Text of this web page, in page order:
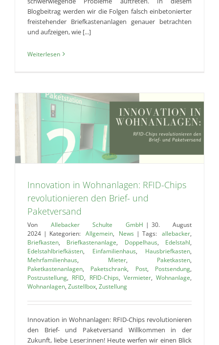
Blogbeitrag werden wir die Folgen falsch einbetonierter
freistehender Briefkastenanlagen genauer betrachten
und aufzeigen, wie [...]
Weiterlesen
Innovation in Wohnanlagen: RFID-Chips
revolutionieren den Brief- und
Paketversand
Von Allebacker Schulte GmbH | 30. August
2024 | Kategorien: Allgemein, News | Tags:allebacker,
Briefkasten, Briefkastenanlage, Doppelhaus, Edelstahl,
Edelstahlbriefkästen, Einfamilienhaus, Hausbriefkasten,
Mehrfamilienhaus, Mieter, Paketkasten,
Paketkastenanlagen, Paketschrank, Post, Postsendung,
Postzustellung, RFID, RFID-Chips, Vermieter, Wohnanlage,
Wohnanlagen, Zustellbox, Zustellung
Innovation in Wohnanlagen: RFID-Chips revolutionieren
den Brief- und Paketversand Willkommen in der
Zukunft, liebe Leser:innen! Heute werfen wir einen Blick